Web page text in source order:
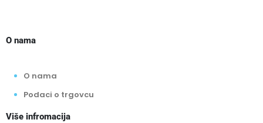
O nama
O nama
Podaci o trgovcu
Više infromacija